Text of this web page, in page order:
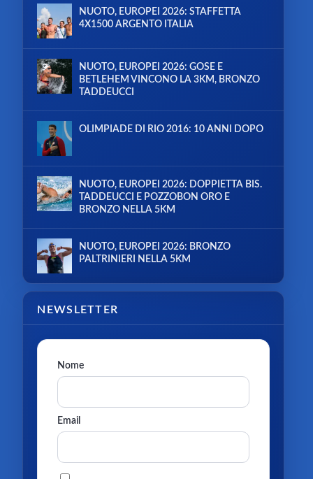
NUOTO, EUROPEI 2026: STAFFETTA
4X1500 ARGENTO ITALIA
NUOTO, EUROPEI 2026: GOSE E
BETLEHEM VINCONO LA 3KM, BRONZO
TADDEUCCI
OLIMPIADE DI RIO 2016: 10 ANNI DOPO
NUOTO, EUROPEI 2026: DOPPIETTA BIS.
TADDEUCCI E POZZOBON ORO E
BRONZO NELLA 5KM
NUOTO, EUROPEI 2026: BRONZO
PALTRINIERI NELLA 5KM
NEWSLETTER
Nome
Email